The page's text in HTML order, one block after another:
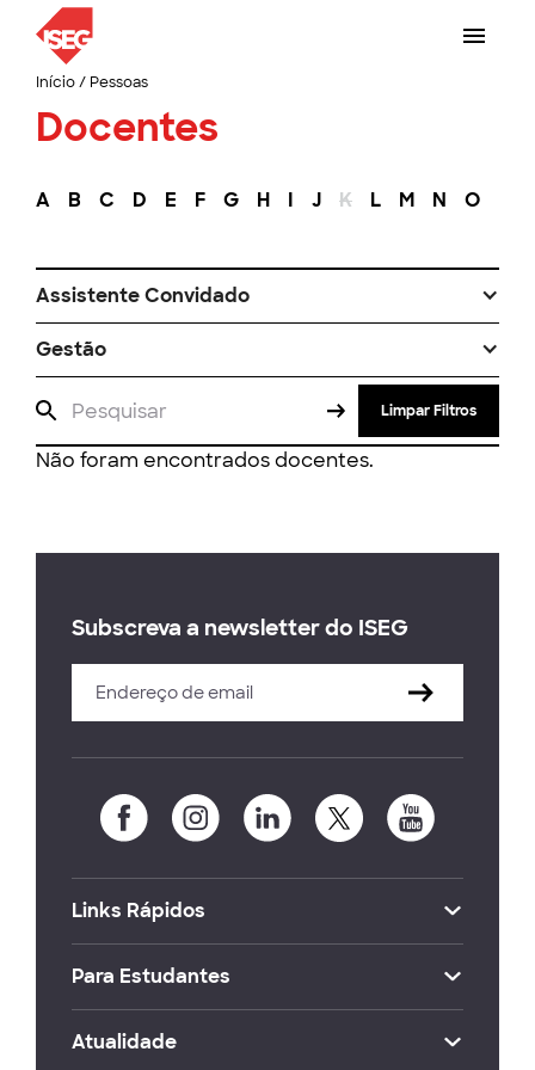
Início/ Pessoas
Docentes
A B C D E F G H I J K L M N O
Assistente Convidado
Gestão
Limpar Filtros
Não foram encontrados docentes.
Subscreva a newsletter do ISEG
Links Rápidos
Para Estudantes
Atualidade